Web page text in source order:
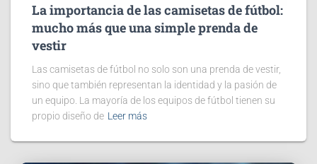
La importancia de las camisetas de fútbol:
mucho más que una simple prenda de
vestir
Las camisetas de fútbol no solo son una prenda de vestir,
sino que también representan la identidad y la pasión de
un equipo. La mayoría de los equipos de fútbol tienen su
propio diseño de Leer más